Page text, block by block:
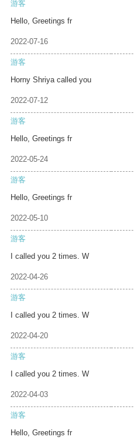
游客
Hello, Greetings fr
2022-07-16
游客
Horny Shriya called you
2022-07-12
游客
Hello, Greetings fr
2022-05-24
游客
Hello, Greetings fr
2022-05-10
游客
I called you 2 times. W
2022-04-26
游客
I called you 2 times. W
2022-04-20
游客
I called you 2 times. W
2022-04-03
游客
Hello, Greetings fr